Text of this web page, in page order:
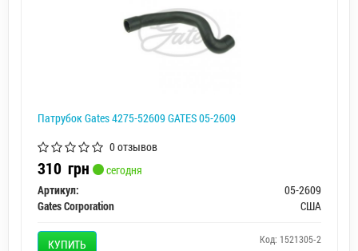
Патрубок Gates 4275-52609 GATES 05-2609
0 отзывов
310 грн
сегодня
Артикул:
05-2609
Gates Corporation
США
КУПИТЬ Код: 1521305-2